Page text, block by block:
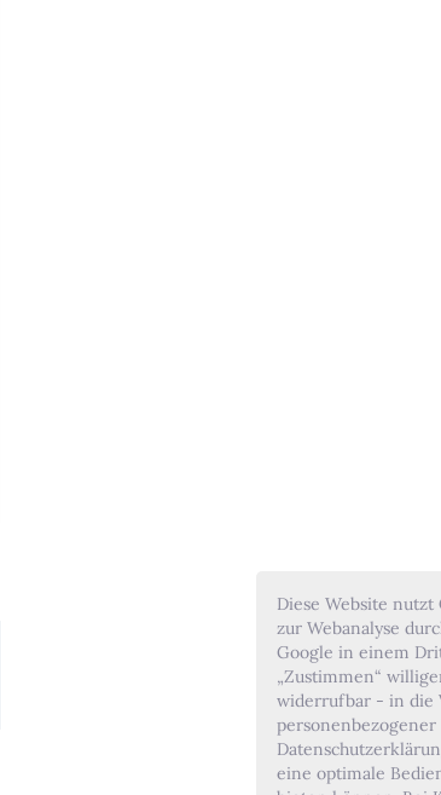
Diese Website
zur Webanalyse
Google in einem
„Zustimmen“
widerrufbar - in die
eine optimale